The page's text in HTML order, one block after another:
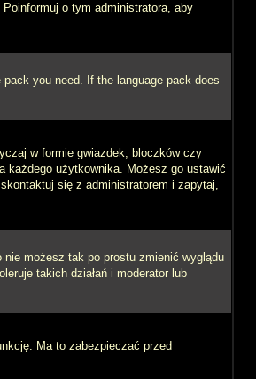
o tym administratora, aby
you need. If the language pack does
w formie gwiazdek, bloczków czy
każdego użytkownika. Możesz go ustawić
się z administratorem i zapytaj,
możesz tak po prostu zmienić wyglądu
takich działań i moderator lub
Ma to zabezpieczać przed